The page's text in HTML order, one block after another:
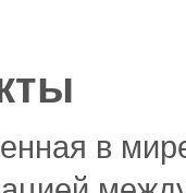
в